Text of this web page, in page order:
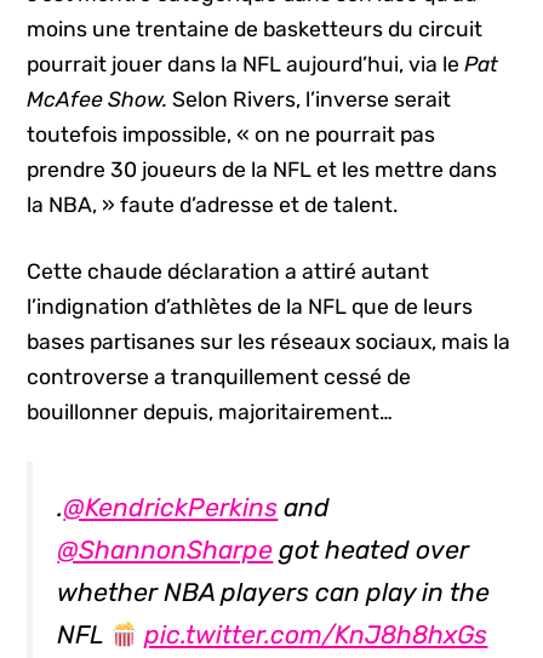
moins une trentaine de basketteurs du circuit
pourrait jouer dans la NFL aujourd’hui, via lePat
McAfee Show. Selon Rivers, l’inverse serait
toutefois impossible, « on ne pourrait pas
prendre 30 joueurs de la NFL et les mettre dans
la NBA, » faute d’adresse et de talent.
Cette chaude déclaration a attiré autant
l’indignation d’athlètes de la NFL que de leurs
bases partisanes sur les réseaux sociaux, mais la
controverse a tranquillement cessé de
bouillonner depuis, majoritairement…
.@KendrickPerkins and
@ShannonSharpe got heated over
whether NBA players can play in the
NFL
pic.twitter.com/KnJ8h8hxGs